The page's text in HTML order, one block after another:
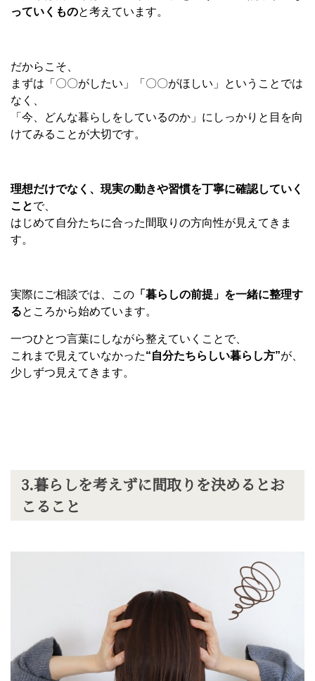
っていくものと考えています。
だからこそ、
まずは「〇〇がしたい」「〇〇がほしい」ということでは
なく、
「今、どんな暮らしをしているのか」にしっかりと目を向
けてみることが大切です。
理想だけでなく、現実の動きや習慣を丁寧に確認していく
ことで、
はじめて自分たちに合った間取りの方向性が見えてきま
す。
実際にご相談では、この 「暮らしの前提」を一緒に整理す
るところから始めています。
一つひとつ言葉にしながら整えていくことで、
これまで見えていなかった“自分たちらしい暮らし方”が、
少しずつ見えてきます。
3.暮らしを考えずに間取りを決めるとお
こること